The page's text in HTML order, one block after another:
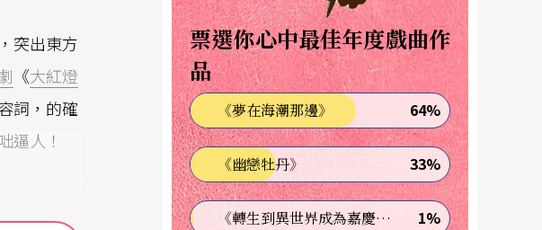
突出東方
《大紅燈
詞，的確
逼人！
票選你心中最佳年度戲曲作
品
《夢在海潮那邊》 64%
《幽戀牡丹》 33%
《轉生到異世界成為嘉慶君—發現我的祖先是詐騙集團!?》 1%